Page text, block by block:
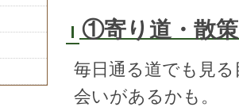
①寄り道・散
毎日通る道でも見
会いがあるかも。